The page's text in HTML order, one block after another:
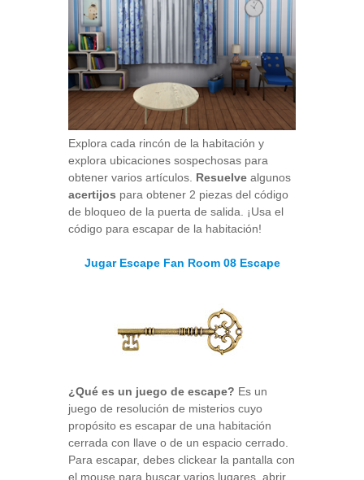
Explora cada rincón de la habitación y
explora ubicaciones sospechosas para
obtener varios artículos. Resuelve algunos
acertijos para obtener 2 piezas del código
de bloqueo de la puerta de salida. ¡Usa el
código para escapar de la habitación!
Jugar Escape Fan Room 08 Escape
¿Qué es un juego de escape? Es un
juego de resolución de misterios cuyo
propósito es escapar de una habitación
cerrada con llave o de un espacio cerrado.
Para escapar, debes clickear la pantalla con
el mouse para buscar varios lugares, abrir